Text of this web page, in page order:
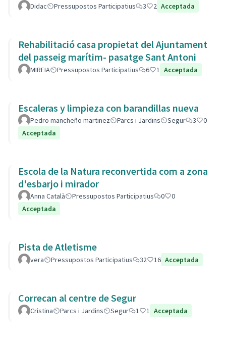
Didac Pressupostos Participatius 3 2 Acceptada
Rehabilitació casa propietat del Ajuntament
del passeig marítim- pasatge Sant Antoni
MIREIA Pressupostos Participatius 6 1 Acceptada
Escaleras y limpieza con barandillas nueva
Pedro mancheño martinez Parcs i Jardins Segur 3
0
Acceptada
Escola de la Natura reconvertida com a zona
d'esbarjo i mirador
Anna Català Pressupostos Participatius 0
0
Acceptada
Pista de Atletisme
vera Pressupostos Participatius 32 16 Acceptada
Correcan al centre de Segur
Cristina Parcs i Jardins Segur 1 1 Acceptada